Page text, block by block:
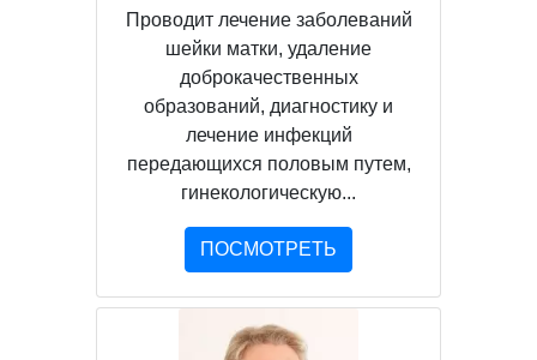
Проводит лечение заболеваний
шейки матки, удаление
доброкачественных
образований, диагностику и
лечение инфекций
передающихся половым путем,
гинекологическую...
ПОСМОТРЕТЬ